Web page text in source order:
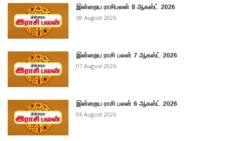
இன்றைய ராசிபலன் 8 ஆகஸ்ட் 2026
08 August 2026
இன்றைய ராசி பலன் 7 ஆகஸ்ட் 2026
07 August 2026
இன்றைய ராசி பலன் 6 ஆகஸ்ட் 2026
06 August 2026